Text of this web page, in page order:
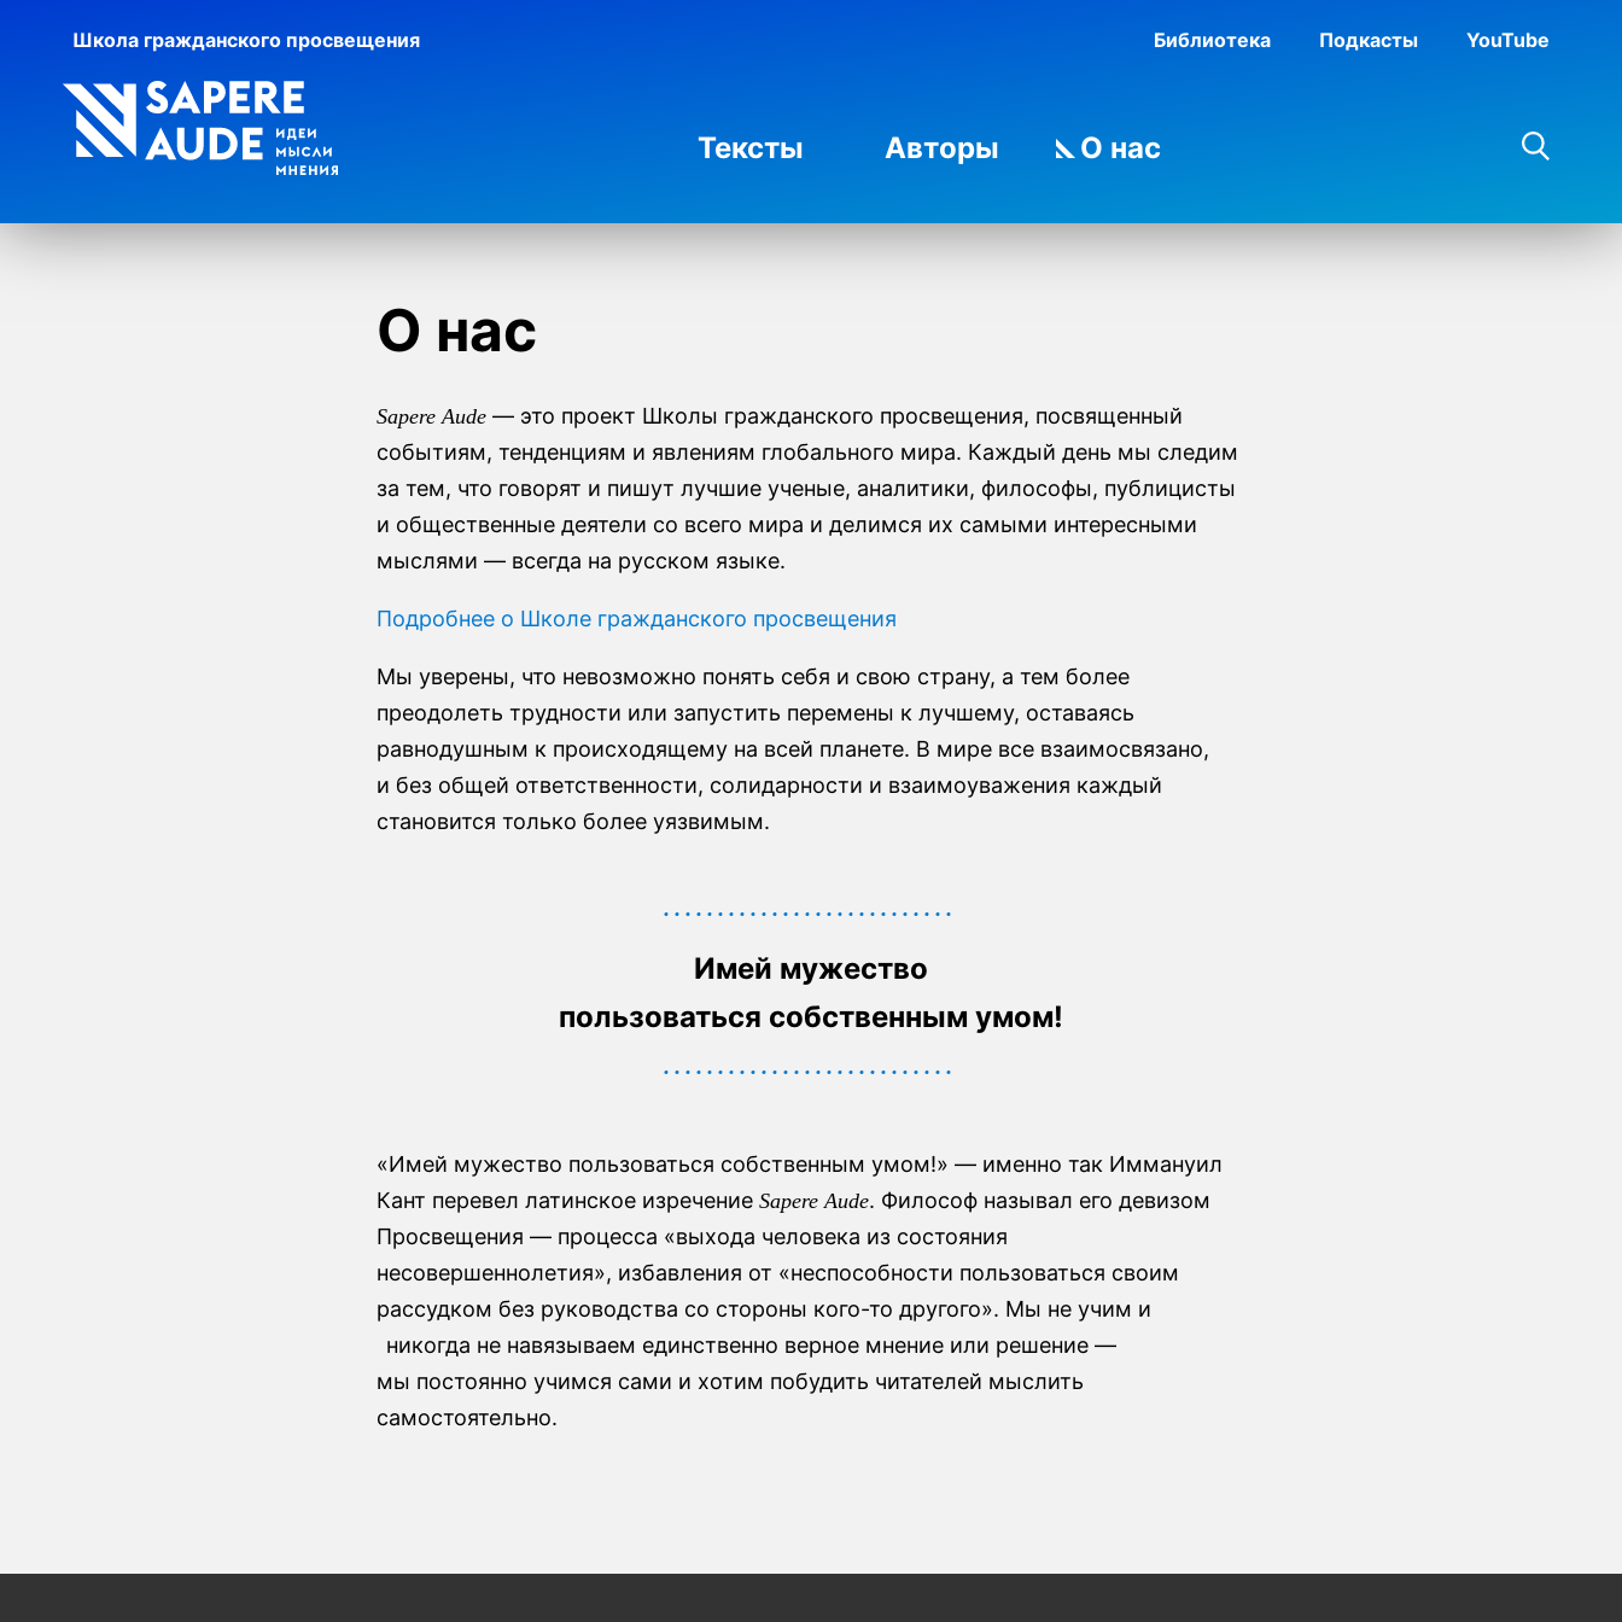
Школа гражданского просвещения Библиотека Подкасты YouTube
Тексты Авторы О нас
О нас
Sapere Aude — это проект Школы гражданского просвещения, посвященный
событиям, тенденциям и явлениям глобального мира. Каждый день мы следим
за тем, что говорят и пишут лучшие ученые, аналитики, философы, публицисты
и общественные деятели со всего мира и делимся их самыми интересными
мыслями — всегда на русском языке.
Подробнее о Школе гражданского просвещения
Мы уверены, что невозможно понять себя и свою страну, а тем более
преодолеть трудности или запустить перемены к лучшему, оставаясь
равнодушным к происходящему на всей планете. В мире все взаимосвязано,
и без общей ответственности, солидарности и взаимоуважения каждый
становится только более уязвимым.
Имей мужество
пользоваться собственным умом!
«Имей мужество пользоваться собственным умом!» — именно так Иммануил
Кант перевел латинское изречение Sapere Aude. Философ называл его девизом
Просвещения — процесса «выхода человека из состояния
несовершеннолетия», избавления от «неспособности пользоваться своим
рассудком без руководства со стороны кого-то другого». Мы не учим и
никогда не навязываем единственно верное мнение или решение —
мы постоянно учимся сами и хотим побудить читателей мыслить
самостоятельно.